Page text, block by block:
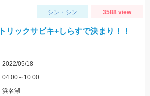
シン・シン 3588 view
リックサビキ+しらすで決まり！！
2022/05/18
04:00～10:00
浜名湖